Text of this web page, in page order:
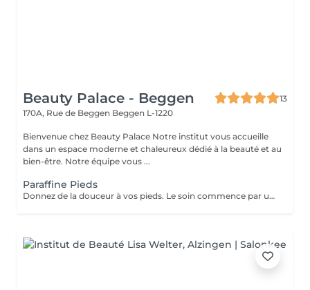
Beauty Palace - Beggen
13
170A, Rue de Beggen Beggen L-1220
Bienvenue chez Beauty Palace Notre institut vous accueille
dans un espace moderne et chaleureux dédié à la beauté et au
bien-être. Notre équipe vous ...
Paraffine Pieds
Donnez de la douceur à vos pieds. Le soin commence par un gommage de la demi-jambe et des pieds, puis avec un grand pinceau la spécialiste de beauté applique la paraffine chaude sur chaque pieds, ce masque va poser environ 15 min, puis vient le moment de la détente: le modelage des pieds, relaxation suprême. Résultat des pieds doux comme une peau de bébé.